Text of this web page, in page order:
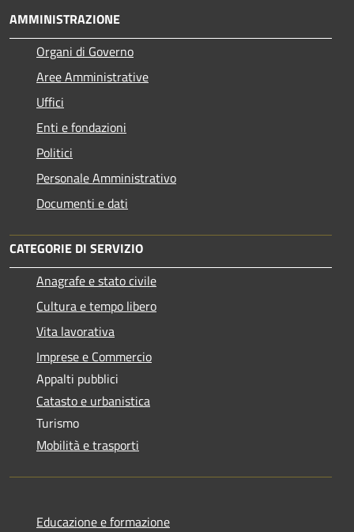
AMMINISTRAZIONE
Organi di Governo
Aree Amministrative
Uffici
Enti e fondazioni
Politici
Personale Amministrativo
Documenti e dati
CATEGORIE DI SERVIZIO
Anagrafe e stato civile
Cultura e tempo libero
Vita lavorativa
Imprese e Commercio
Appalti pubblici
Catasto e urbanistica
Turismo
Mobilità e trasporti
Educazione e formazione